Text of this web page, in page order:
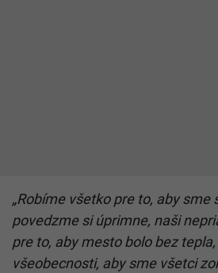
„Robíme všetko pre to, aby sme
povedzme si úprimne, naši
pre to, aby mesto bolo bez
všeobecnosti, aby sme všetci